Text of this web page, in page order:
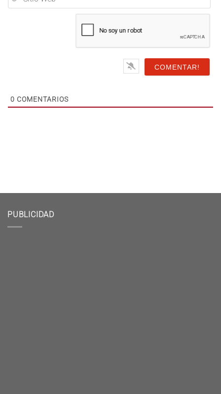
0 COMENTARIOS
PUBLICIDAD